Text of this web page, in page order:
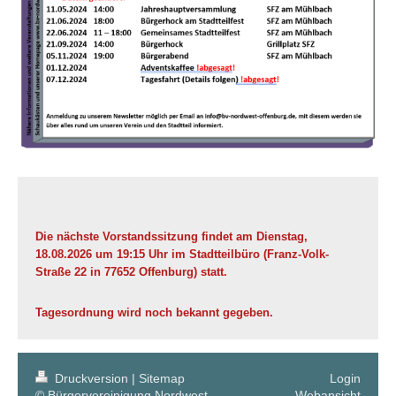
Die nächste Vorstandssitzung findet am Dienstag,
18.08.2026 um 19:15 Uhr im Stadtteilbüro (Franz-Volk-
Straße 22 in 77652 Offenburg) statt.
Tagesordnung wird noch bekannt gegeben.
Druckversion | Sitemap
Login